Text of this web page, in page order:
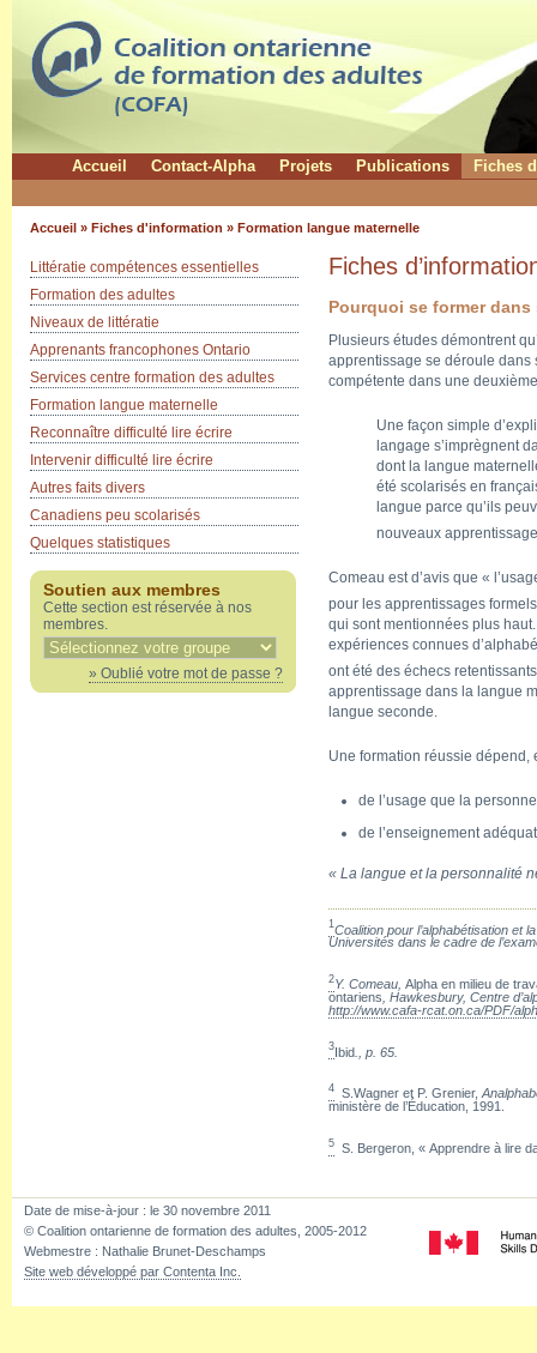
Accueil Contact-Alpha Projets Publications Fiches
Accueil » Fiches d'information » Formation langue maternelle
Littératie compétences essentielles
Formation des adultes
Niveaux de littératie
Apprenants francophones Ontario
Services centre formation des adultes
Formation langue maternelle
Reconnaître difficulté lire écrire
Intervenir difficulté lire écrire
Autres faits divers
Canadiens peu scolarisés
Quelques statistiques
Soutien aux membres
Cette section est réservée à nos
membres.
» Oublié votre mot de passe ?
Fiches
Pourquoi se former
Plusieurs études démontrent
apprentissage se déroule dans
compétente dans une
Une façon simple
langage s’imprègnent
dont la langue
été scolarisés en
langue parce qu’ils
nouveaux
Comeau est d’avis que «
pour les apprentissages formels
qui sont mentionnées plus
expériences connues
ont été des échecs retentissants
apprentissage dans la langue
langue seconde.
Une formation réussie dépend,
de l’usage que la
de l’enseignement
« La langue et la personnalité
1Coalition pour l’alphabétisation et
Universités dans le cadre de
2Y. Comeau, Alpha en milieu de
ontariens , Hawkesbury, Centre
http://www.cafa-rcat.on.ca/PDF/
3Ibid ., p. 65.
4 S.Wagner et P. Grenier,
ministère de l’Éducation, 1991.
5 S. Bergeron, « Apprendre à lire
Date de mise-à-jour : le 30 novembre 2011
© Coalition ontarienne de formation des adultes, 2005-2012
Webmestre : Nathalie Brunet-Deschamps
Site web développé par Contenta Inc.